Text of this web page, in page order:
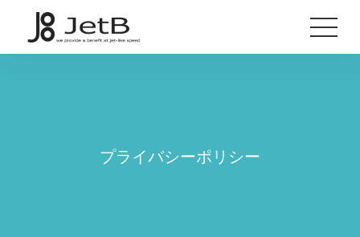
プライバシーポリシー